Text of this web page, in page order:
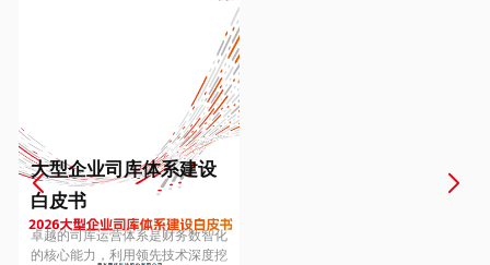
Europe
Hungary
大型企业司库体系建设
白皮书
卓越的司库运营体系是财务数智化
的核心能力，利用领先技术深度挖